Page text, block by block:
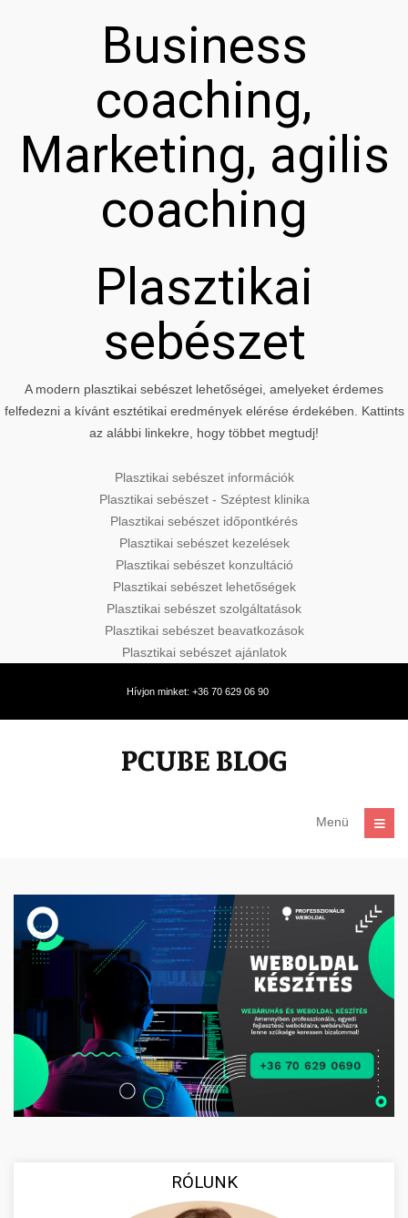
Business
coaching,
Marketing, agilis
coaching
Plasztikai
sebészet
A modern plasztikai sebészet lehetőségei, amelyeket érdemes
felfedezni a kívánt esztétikai eredmények elérése érdekében. Kattints
az alábbi linkekre, hogy többet megtudj!
Plasztikai sebészet információk
Plasztikai sebészet - Széptest klinika
Plasztikai sebészet időpontkérés
Plasztikai sebészet kezelések
Plasztikai sebészet konzultáció
Plasztikai sebészet lehetőségek
Plasztikai sebészet szolgáltatások
Plasztikai sebészet beavatkozások
Plasztikai sebészet ajánlatok
Hívjon minket: +36 70 629 06 90
Menü
RÓLUNK